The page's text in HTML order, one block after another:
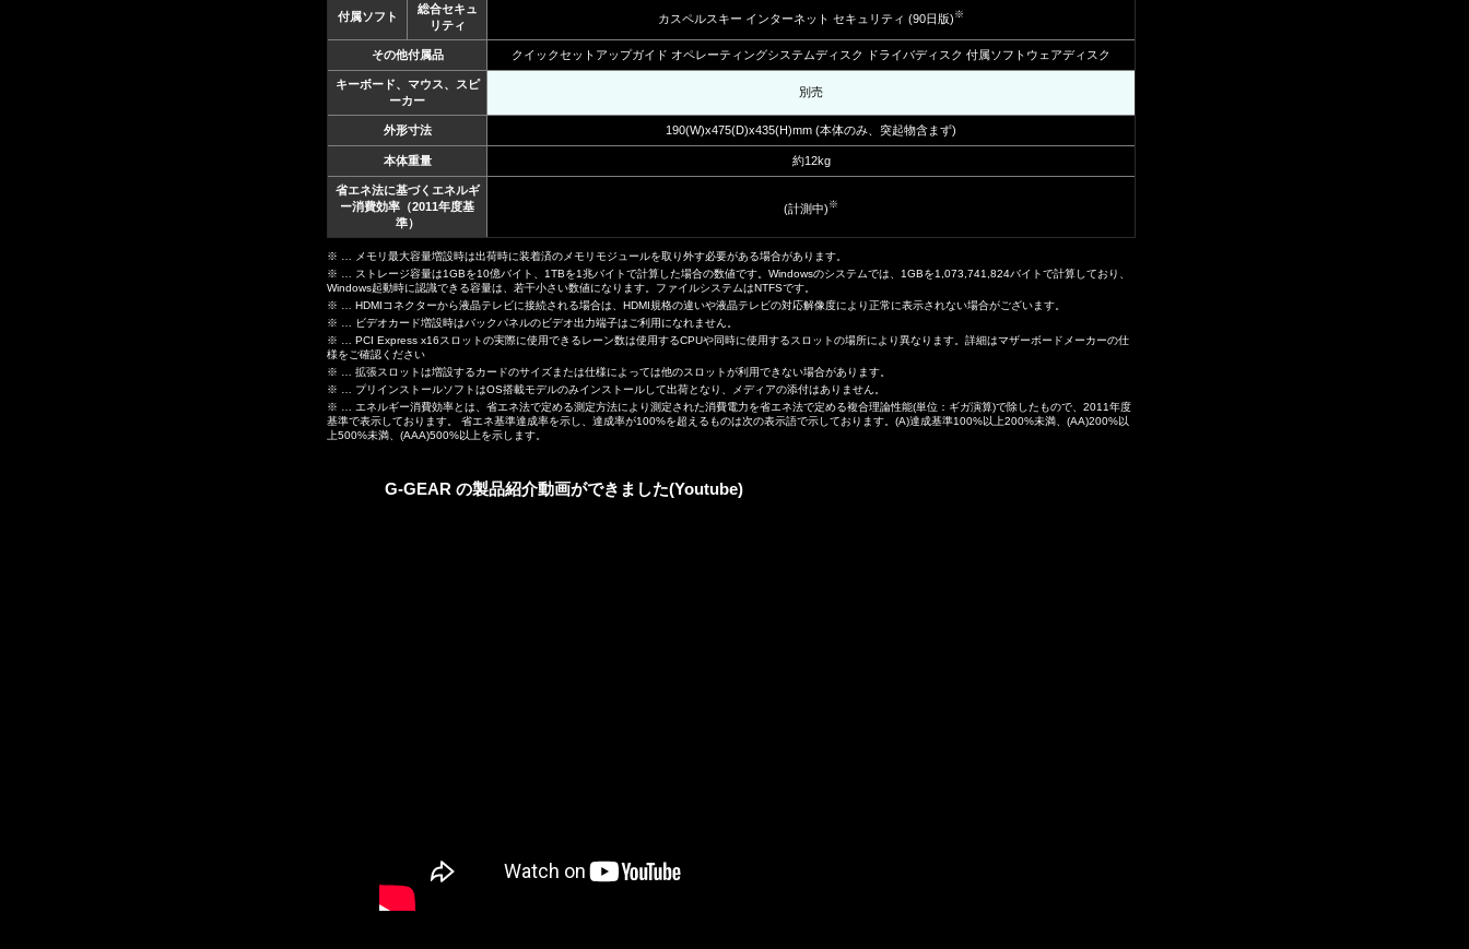
付属ソフト
総合セキュ
リティ
カスペルスキー インターネット セキュリティ (90日版) ※
その他付属品 クイックセットアップガイド オペレーティングシステムディスク ドライバディスク 付属ソフトウェアディスク
キーボード、マウス、スピ
ーカー
別売
外形寸法 190(W)x475(D)x435(H)mm (本体のみ、突起物含まず)
本体重量 約12kg
省エネ法に基づくエネルギ
ー消費効率（2011年度基
準）
(計測中) ※
※ … メモリ最大容量増設時は出荷時に装着済のメモリモジュールを取り外す必要がある場合があります。
※ … ストレージ容量は1GBを10億バイト、1TBを1兆バイトで計算した場合の数値です。Windowsのシステムでは、1GBを1,073,741,824バイトで計算しており、
Windows起動時に認識できる容量は、若干小さい数値になります。ファイルシステムはNTFSです。
※ … HDMIコネクターから液晶テレビに接続される場合は、HDMI規格の違いや液晶テレビの対応解像度により正常に表示されない場合がございます。
※ … ビデオカード増設時はバックパネルのビデオ出力端子はご利用になれません。
※ … PCI Express x16スロットの実際に使用できるレーン数は使用するCPUや同時に使用するスロットの場所により異なります。詳細はマザーボードメーカーの仕
様をご確認ください
※ … 拡張スロットは増設するカードのサイズまたは仕様によっては他のスロットが利用できない場合があります。
※ … プリインストールソフトはOS搭載モデルのみインストールして出荷となり、メディアの添付はありません。
※ … エネルギー消費効率とは、省エネ法で定める測定方法により測定された消費電力を省エネ法で定める複合理論性能(単位：ギガ演算)で除したもので、2011年度
基準で表示しております。 省エネ基準達成率を示し、達成率が100%を超えるものは次の表示語で示しております。(A)達成基準100%以上200%未満、(AA)200%以
上500%未満、(AAA)500%以上を示します。
G-GEAR の製品紹介動画ができました(Youtube)